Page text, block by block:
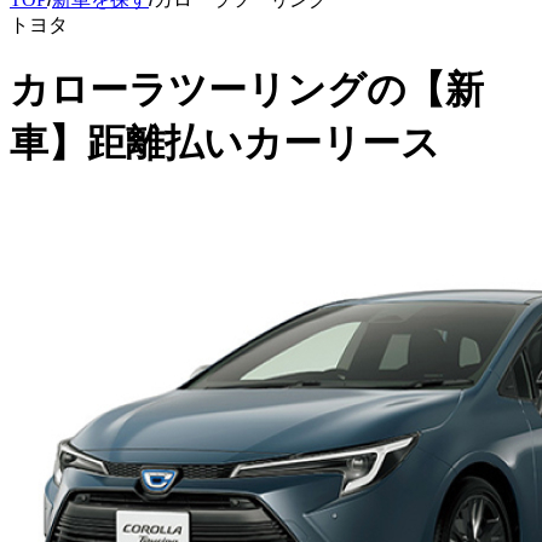
トヨタ
カローラツーリングの 【新
車】距離払いカーリース